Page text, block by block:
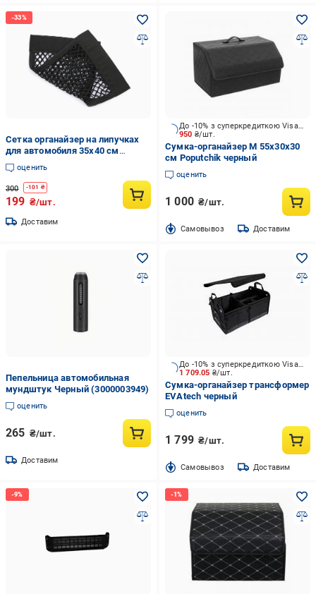
Сетка органайзер на липучках
для автомобиля 35x40 см
Черный (40026)
оценить
300 -101 ₴
199 ₴/шт.
Доставим
950 ₴/шт.
До -10% з суперкредиткою Visa Вигода
Сумка-органайзер М 55x30x30
см Poputchik черный
оценить
1 000 ₴/шт.
Cамовывоз Доставим
Пепельница автомобильная
мундштук Черный (3000003949)
оценить
265 ₴/шт.
Доставим
1 709.05 ₴/шт.
До -10% з суперкредиткою Visa Вигода
Сумка-органайзер трансформер
EVAtech черный
оценить
1 799 ₴/шт.
Cамовывоз Доставим